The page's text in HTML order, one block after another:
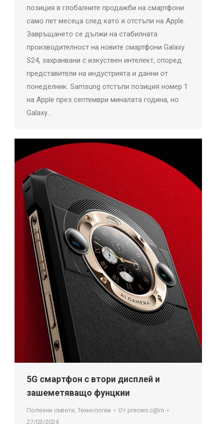
позиция в глобалните продажби на смартфони
само пет месеца след като я отстъпи на Apple.
Завръщането се дължи на стабилната
производителност на новите смартфони Galaxy
S24, захранвани с изкуствен интелект, според
представители на индустрията и данни от
понеделник. Samsung отстъпи позиция номер 1
на Apple през септември миналата година, но
Galaxy…
5G смартфон с втори дисплей и
зашеметяващо фунцкии
Полезни съвети Технологии От preceni.c@m
27/03/2024